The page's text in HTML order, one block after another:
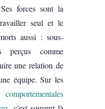
forces sont la
seul et le
aussi : sous-
perçus comme
une relation de
équipe. Sur les
comportementales